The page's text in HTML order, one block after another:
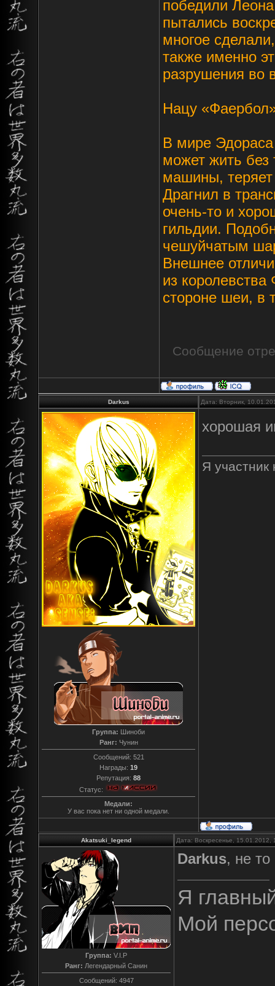
победили
пытались
многое
также именно
разрушения во
Нацу
В мире
может жить без
машины, теряет
Драгнил в
очень-то и
гильдии.
чешуйчатым
Внешнее
из
стороне шеи, в
Сообщение
Darkus Дата: Вторник,
Группа: Шиноби
Ранг: Чунин
Сообщений: 521
Награды: 19
Репутация: 88
Статус:
Медали:
У вас пока нет ни одной медали.
хорошая
Я участник
Akatsuki_legend Дата: Воскресенье,
Группа: V.I.P
Ранг: Легендарный Санин
Сообщений: 4947
Darkus, не
Я
Мой